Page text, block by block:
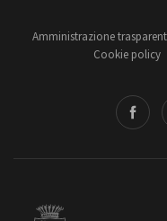
Amministrazione
Cookie policy
Vimeo